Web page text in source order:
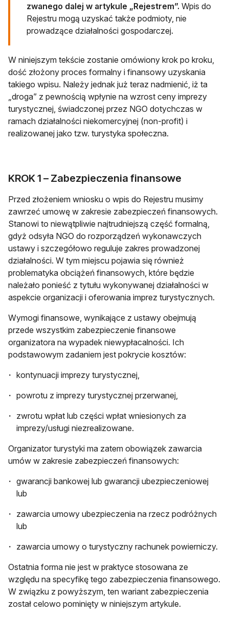
zwanego dalej w artykule „Rejestrem”. Wpis do
Rejestru mogą uzyskać także podmioty, nie
prowadzące działalności gospodarczej.
W niniejszym tekście zostanie omówiony krok po kroku,
dość złożony proces formalny i finansowy uzyskania
takiego wpisu. Należy jednak już teraz nadmienić, iż ta
„droga” z pewnością wpłynie na wzrost ceny imprezy
turystycznej, świadczonej przez NGO dotychczas w
ramach działalności niekomercyjnej (non-profit) i
realizowanej jako tzw. turystyka społeczna.
KROK 1 – Zabezpieczenia finansowe
Przed złożeniem wniosku o wpis do Rejestru musimy
zawrzeć umowę w zakresie zabezpieczeń finansowych.
Stanowi to niewątpliwie najtrudniejszą część formalną,
gdyż odsyła NGO do rozporządzeń wykonawczych
ustawy i szczegółowo reguluje zakres prowadzonej
działalności. W tym miejscu pojawia się również
problematyka obciążeń finansowych, które będzie
należało ponieść z tytułu wykonywanej działalności w
aspekcie organizacji i oferowania imprez turystycznych.
Wymogi finansowe, wynikające z ustawy obejmują
przede wszystkim zabezpieczenie finansowe
organizatora na wypadek niewypłacalności. Ich
podstawowym zadaniem jest pokrycie kosztów:
kontynuacji imprezy turystycznej,
powrotu z imprezy turystycznej przerwanej,
zwrotu wpłat lub części wpłat wniesionych za
imprezy/usługi niezrealizowane.
Organizator turystyki ma zatem obowiązek zawarcia
umów w zakresie zabezpieczeń finansowych:
gwarancji bankowej lub gwarancji ubezpieczeniowej
lub
zawarcia umowy ubezpieczenia na rzecz podróżnych
lub
zawarcia umowy o turystyczny rachunek powierniczy.
Ostatnia forma nie jest w praktyce stosowana ze
względu na specyfikę tego zabezpieczenia finansowego.
W związku z powyższym, ten wariant zabezpieczenia
został celowo pominięty w niniejszym artykule.